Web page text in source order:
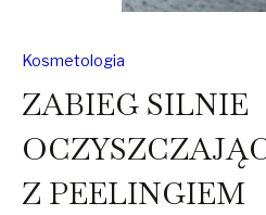
Kosmetologia
ZABIEG SILNIE
Z PEELINGIEM